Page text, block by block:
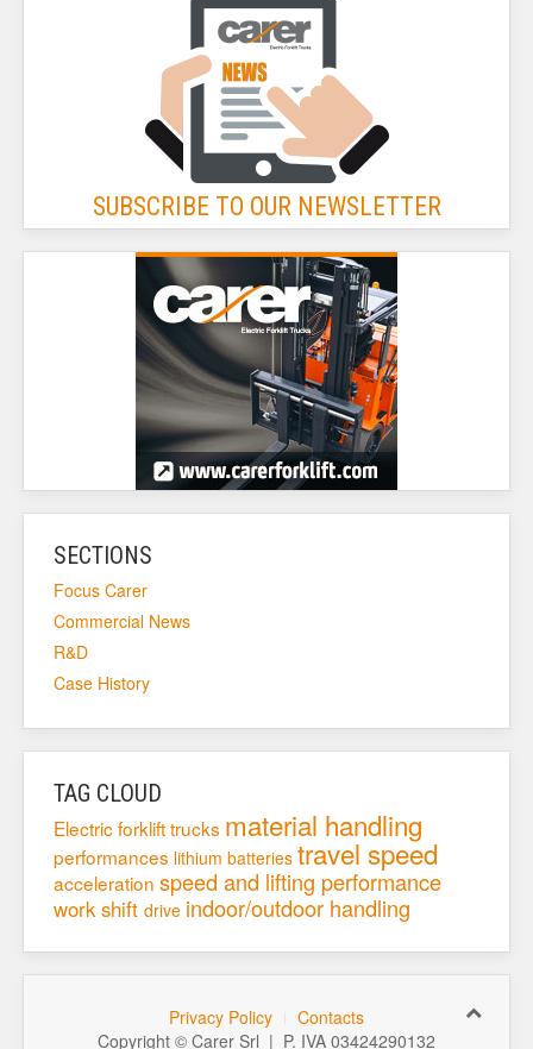
SUBSCRIBE TO OUR NEWSLETTER
SECTIONS
Focus Carer
Commercial News
R&D
Case History
TAG CLOUD
Electric forklift trucks material handling
performances lithium batteries travel speed
acceleration speed and lifting performance
work shift drive indoor/outdoor handling
Privacy Policy
Contacts
Copyright © Carer Srl | P. IVA 03424290132